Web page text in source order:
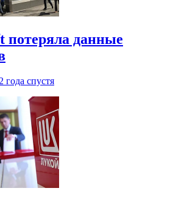
потеряла данные
года спустя